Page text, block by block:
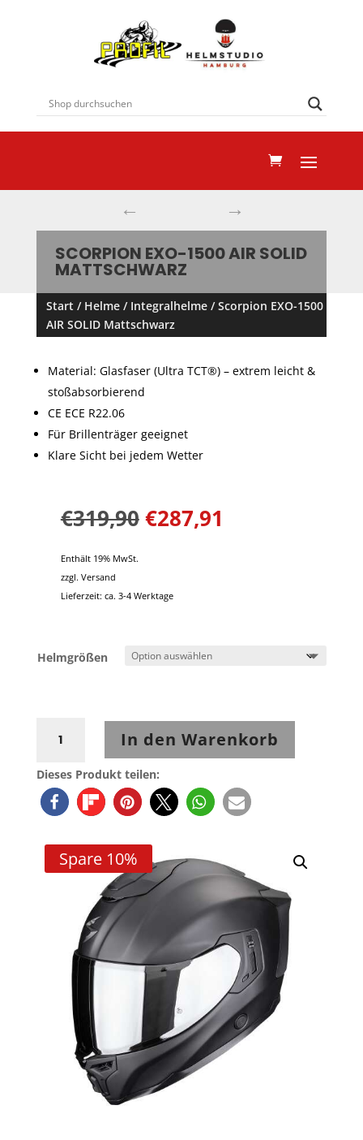
← →
SCORPION EXO-1500 AIR SOLID
MATTSCHWARZ
Dieses Produkt teilen:
Spare 10%
Start / Helme/ Integralhelme/ Scorpion EXO-1500
AIR SOLID Mattschwarz
Material: Glasfaser (Ultra TCT®) – extrem leicht &
stoßabsorbierend
CE ECE R22.06
Für Brillenträger geeignet
Klare Sicht bei jedem Wetter
€319,90 €287,91
Enthält 19% MwSt.
zzgl. Versand
Lieferzeit: ca. 3-4 Werktage
Helmgrößen
EXO-
AIR
SOLID
Mattschwarz
In den Warenkorb